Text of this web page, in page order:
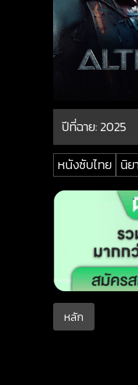
ปีที่ฉาย:2025
หนังซับไทย นิย
หลัก